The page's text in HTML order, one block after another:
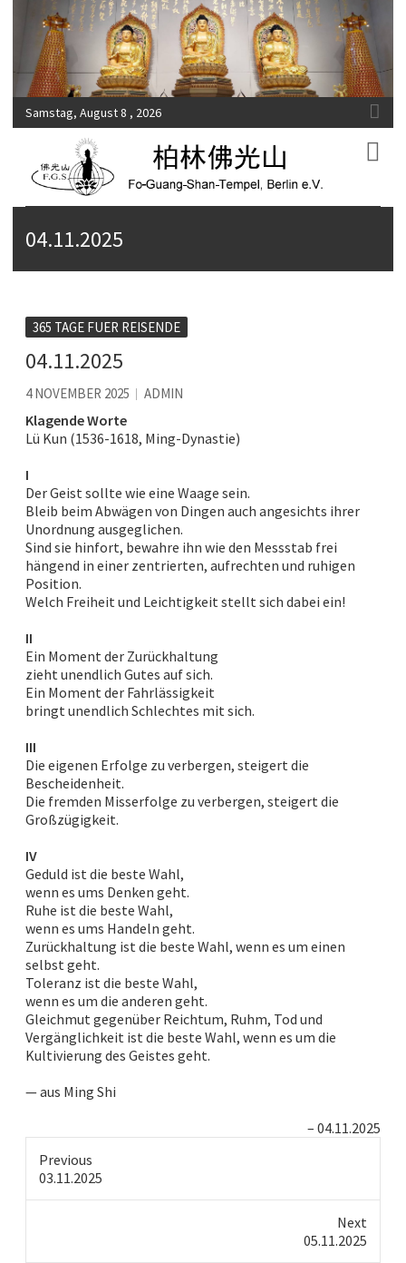
Samstag, August 8 , 2026
柏林佛光山
Fo-Guang-Shan-Tempel, Berlin e.V.
04.11.2025
365 TAGE FUER REISENDE
04.11.2025
4 NOVEMBER 2025 ADMIN
Klagende Worte
Lü Kun (1536-1618, Ming-Dynastie)
I
Der Geist sollte wie eine Waage sein.
Bleib beim Abwägen von Dingen auch angesichts ihrer
Unordnung ausgeglichen.
Sind sie hinfort, bewahre ihn wie den Messstab frei
hängend in einer zentrierten, aufrechten und ruhigen
Position.
Welch Freiheit und Leichtigkeit stellt sich dabei ein!
II
Ein Moment der Zurückhaltung
zieht unendlich Gutes auf sich.
Ein Moment der Fahrlässigkeit
bringt unendlich Schlechtes mit sich.
III
Die eigenen Erfolge zu verbergen, steigert die
Bescheidenheit.
Die fremden Misserfolge zu verbergen, steigert die
Großzügigkeit.
IV
Geduld ist die beste Wahl,
wenn es ums Denken geht.
Ruhe ist die beste Wahl,
wenn es ums Handeln geht.
Zurückhaltung ist die beste Wahl, wenn es um einen
selbst geht.
Toleranz ist die beste Wahl,
wenn es um die anderen geht.
Gleichmut gegenüber Reichtum, Ruhm, Tod und
Vergänglichkeit ist die beste Wahl, wenn es um die
Kultivierung des Geistes geht.
— aus Ming Shi
04.11.2025
Previous
Previous
03.11.2025
Next
05.11.2025